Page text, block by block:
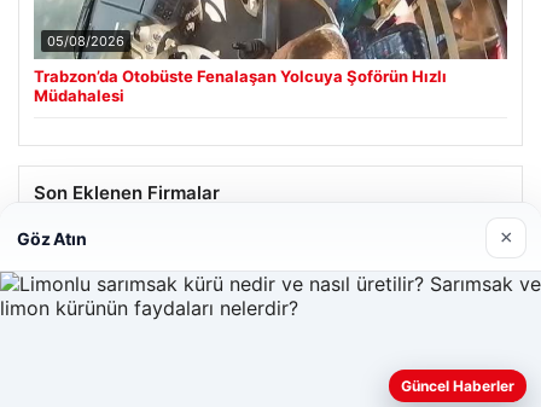
05/08/2026
Trabzon’da Otobüste Fenalaşan Yolcuya Şoförün Hızlı
Müdahalesi
Son Eklenen Firmalar
Hastaş Beton
26/05/2026
Web sitemizi nasıl kullandığınızı daha iyi anlayabilmek,
Göz Atın ×
Güncel Haberler